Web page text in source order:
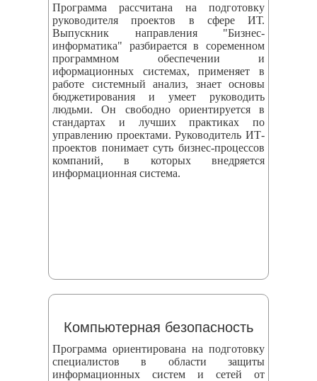
Программа рассчитана на подготовку
руководителя проектов в сфере ИТ.
Выпускник направления "Бизнес-
информатика" разбирается в соременном
программном обеспечении и
иформационных системах, применяет в
работе системный анализ, знает основы
бюджетирования и умеет руководить
людьми. Он свободно ориентируется в
стандартах и лучших практиках по
управлению проектами. Руководитель ИТ-
проектов понимает суть бизнес-процессов
компаний, в которых внедряется
информационная система.
Компьютерная безопасность
Программа ориентирована на подготовку
специалистов в области защиты
информационных систем и сетей от